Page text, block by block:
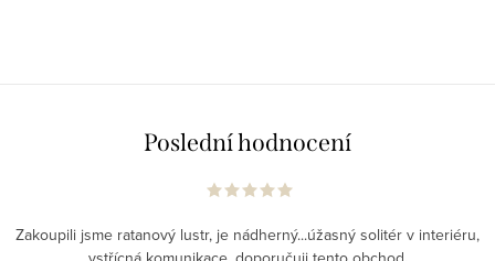
Poslední hodnocení
Zakoupili jsme ratanový lustr, je nádherný...úžasný solitér v interiéru,